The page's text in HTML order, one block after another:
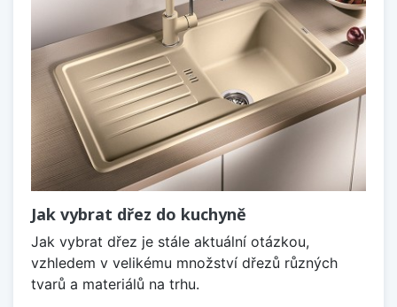
Jak vybrat dřez do kuchyně
Jak vybrat dřez je stále aktuální otázkou,
vzhledem v velikému množství dřezů různých
tvarů a materiálů na trhu.